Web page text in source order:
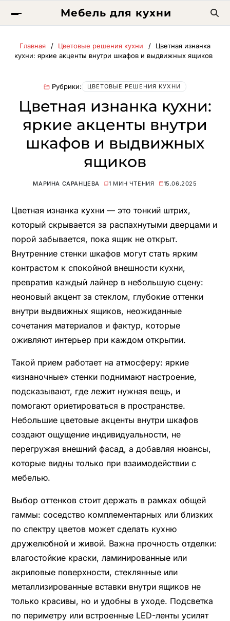
Мебель для кухни
Главная Цветовые решения кухни
Цветная изнанка
кухни: яркие акценты внутри шкафов и выдвижных ящиков
Рубрики: ЦВЕТОВЫЕ РЕШЕНИЯ КУХНИ
Цветная изнанка кухни:
яркие акценты внутри
шкафов и выдвижных
ящиков
МАРИНА САРАНЦЕВА 1 МИН ЧТЕНИЯ 15.06.2025
Цветная изнанка кухни — это тонкий штрих,
который скрывается за распахнутыми дверцами и
порой забывается, пока ящик не открыт.
Внутренние стенки шкафов могут стать ярким
контрастом к спокойной внешности кухни,
превратив каждый лайнер в небольшую сцену:
неоновый акцент за стеклом, глубокие оттенки
внутри выдвижных ящиков, неожиданные
сочетания материалов и фактур, которые
оживляют интерьер при каждом открытии.
Такой прием работает на атмосферу: яркие
«изнаночные» стенки поднимают настроение,
подсказывают, где лежит нужная вещь, и
помогают ориетироваться в пространстве.
Небольшие цветовые акценты внутри шкафов
создают ощущение индивидуальности, не
перегружая внешний фасад, а добавляя нюансы,
которые видны только при взаимодействии с
мебелью.
Выбор оттенков стоит держать в рамках общей
гаммы: соседство комплементарных или близких
по спектру цветов может сделать кухню
дружелюбной и живой. Важна прочность отделки:
влагостойкие краски, ламинированные или
акриловые поверхности, стеклянные или
металлизированные вставки внутри ящиков не
только красивы, но и удобны в уходе. Подсветка
по периметру или встроенные LED-ленты усилят